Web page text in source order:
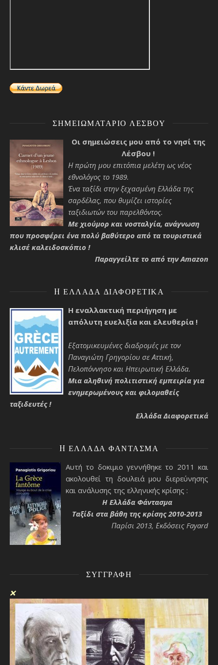
ΣΗΜΕΙΩΜΑΤΆΡΙΟ ΛΈΣΒΟΥ
Οι σημειώσεις μου από το νησί της
Λέσβου !
Η πρώτη μου επιτόπια μελέτη ως νέος
εθνολόγος το 1989.
Ένα ταξίδι στην ξεχασμένη Ελλάδα της
σαρδέλας, που θυμίζει ιστορίες
ταξιδιωτών του παρελθόντος.
Με χιούμορ και νοσταλγία, ανάγνωση
που προσφέρει ένα πολύ βαθύτερο από τα τουριστικά
κλισέ καλειδοσκόπιο !
Παραγγείλτε το από την Amazon
H ΕΛΛΆΔΑ ΔΙΑΦΟΡΕΤΙΚΆ
Η εναλλακτική περιήγηση με
απόλυτη ευελιξία και ελευθερία !
Εξατομικευμένες διαδρομές με τον
Παναγιώτη Γρηγορίου σε Αττική,
Πελοπόννησο και Ηπειρωτική Ελλάδα.
Μια αληθινή πολιτιστική εμπειρία για
ενημερωμένους και φιλομαθείς
ταξιδευτές !
Ελλάδα Διαφορετικά
H ΕΛΛΆΔΑ ΦΆΝΤΑΣΜΑ
Αυτή το δοκιμιο γεννήθηκε το 2011 και
ακολουθεί τη δουλειά μου διερεύνησης
και ανάλυσης της ελληνικής κρίσης :
H Ελλάδα Φάντασμα
Ταξίδι στα βάθη της κρίσης 2010-2013
Παρίσι 2013, Εκδόσεις Fayard
ΣΥΓΓΡΑΦΉ
❌